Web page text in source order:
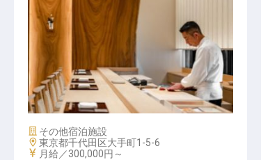
鮨職人見習い
施設業態
その他宿泊施設
勤務地
東京都千代田区大手町1-5-6
給与
月給／300,000円～